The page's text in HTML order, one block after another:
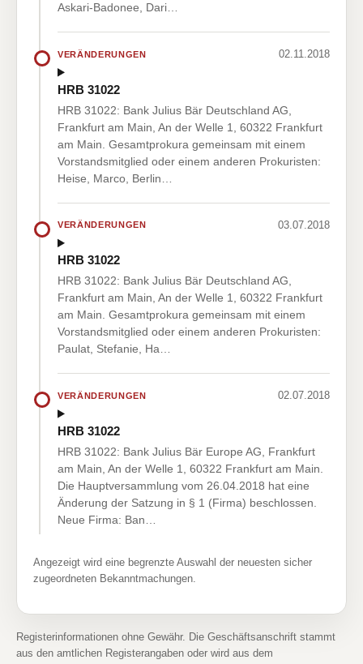
Askari-Badonee, Dari…
VERÄNDERUNGEN 02.11.2018
HRB 31022
HRB 31022: Bank Julius Bär Deutschland AG,
Frankfurt am Main, An der Welle 1, 60322 Frankfurt
am Main. Gesamtprokura gemeinsam mit einem
Vorstandsmitglied oder einem anderen Prokuristen:
Heise, Marco, Berlin…
VERÄNDERUNGEN 03.07.2018
HRB 31022
HRB 31022: Bank Julius Bär Deutschland AG,
Frankfurt am Main, An der Welle 1, 60322 Frankfurt
am Main. Gesamtprokura gemeinsam mit einem
Vorstandsmitglied oder einem anderen Prokuristen:
Paulat, Stefanie, Ha…
VERÄNDERUNGEN 02.07.2018
HRB 31022
HRB 31022: Bank Julius Bär Europe AG, Frankfurt
am Main, An der Welle 1, 60322 Frankfurt am Main.
Die Hauptversammlung vom 26.04.2018 hat eine
Änderung der Satzung in § 1 (Firma) beschlossen.
Neue Firma: Ban…
Angezeigt wird eine begrenzte Auswahl der neuesten sicher
zugeordneten Bekanntmachungen.
Registerinformationen ohne Gewähr. Die Geschäftsanschrift stammt
aus den amtlichen Registerangaben oder wird aus dem